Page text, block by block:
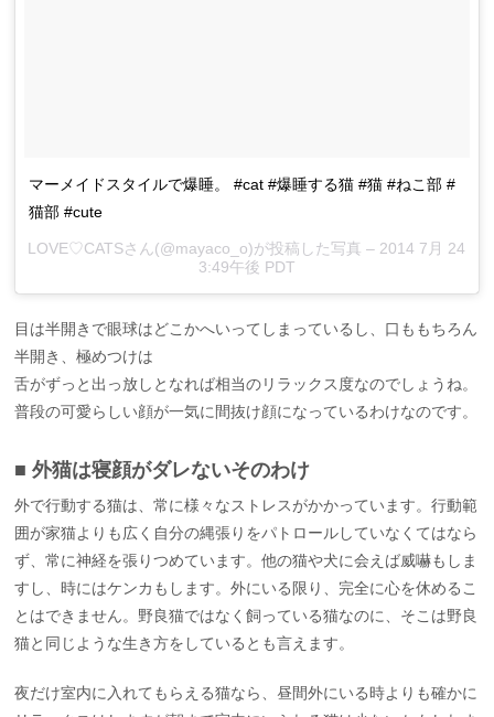
マーメイドスタイルで爆睡。 #cat #爆睡する猫 #猫 #ねこ部 #
猫部 #cute
LOVE♡CATSさん(@mayaco_o)が投稿した写真 – 2014 7月 24
3:49午後 PDT
目は半開きで眼球はどこかへいってしまっているし、口ももちろん
半開き、極めつけは
舌がずっと出っ放しとなれば相当のリラックス度なのでしょうね。
普段の可愛らしい顔が一気に間抜け顔になっているわけなのです。
■ 外猫は寝顔がダレないそのわけ
外で行動する猫は、常に様々なストレスがかかっています。行動範
囲が家猫よりも広く自分の縄張りをパトロールしていなくてはなら
ず、常に神経を張りつめています。他の猫や犬に会えば威嚇もしま
すし、時にはケンカもします。外にいる限り、完全に心を休めるこ
とはできません。野良猫ではなく飼っている猫なのに、そこは野良
猫と同じような生き方をしているとも言えます。
夜だけ室内に入れてもらえる猫なら、昼間外にいる時よりも確かに